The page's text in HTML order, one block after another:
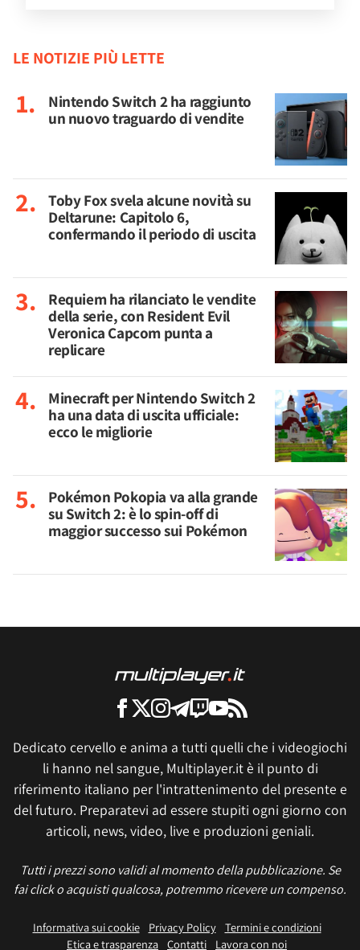
LE NOTIZIE PIÙ LETTE
Nintendo Switch 2 ha raggiunto
un nuovo traguardo di vendite
Toby Fox svela alcune novità su
Deltarune: Capitolo 6,
confermando il periodo di uscita
Requiem ha rilanciato le vendite
della serie, con Resident Evil
Veronica Capcom punta a
replicare
Minecraft per Nintendo Switch 2
ha una data di uscita ufficiale:
ecco le migliorie
Pokémon Pokopia va alla grande
su Switch 2: è lo spin-off di
maggior successo sui Pokémon
Dedicato cervello e anima a tutti quelli che i videogiochi
li hanno nel sangue, Multiplayer.it è il punto di
riferimento italiano per l'intrattenimento del presente e
del futuro. Preparatevi ad essere stupiti ogni giorno con
articoli, news, video, live e produzioni geniali.
Tutti i prezzi sono validi al momento della pubblicazione. Se
fai click o acquisti qualcosa, potremmo ricevere un compenso.
Informativa sui cookie Privacy Policy
Termini e condizioni
Etica e trasparenza Contatti Lavora con noi